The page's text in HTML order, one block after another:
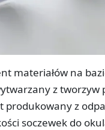
materiałów na
z tworzyw
produkowany z
soczewek do